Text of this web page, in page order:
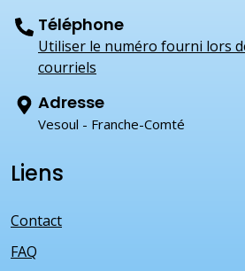
Téléphone
Utiliser le numéro fourni lors
courriels
Adresse
Vesoul - Franche-Comté
Liens
Contact
FAQ